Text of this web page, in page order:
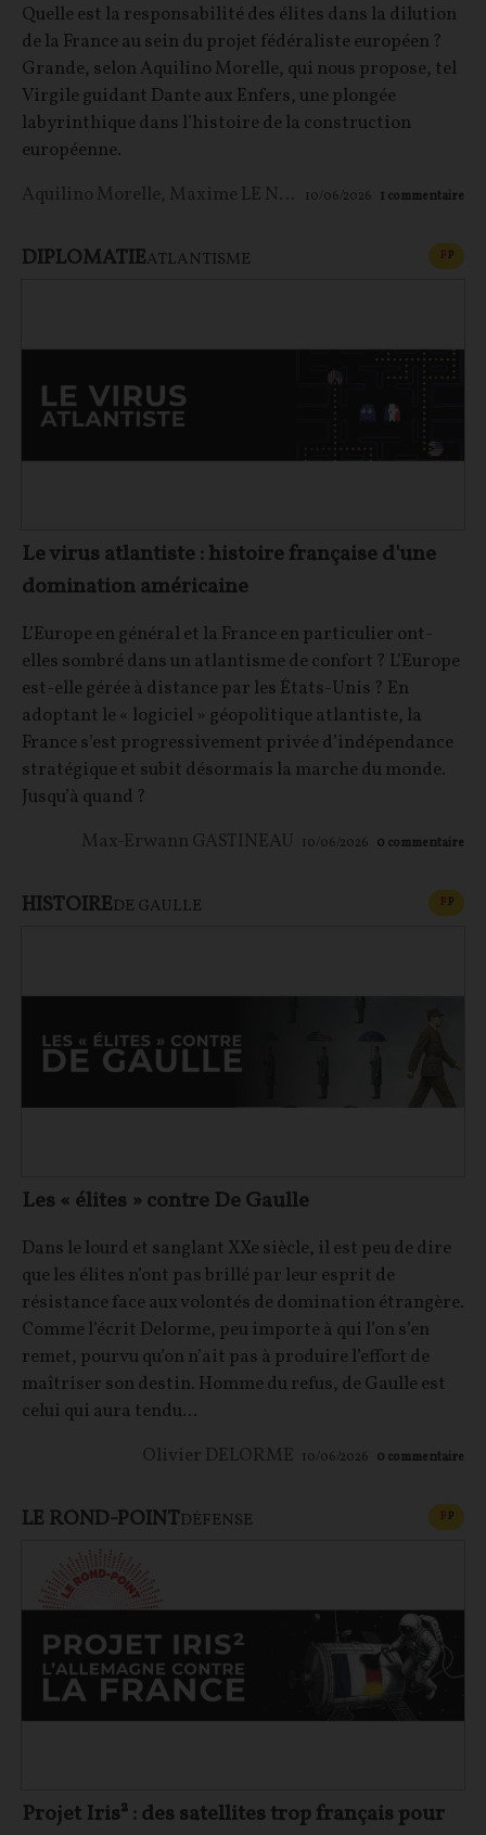
Quelle est la responsabilité des élites dans la dilution
de la France au sein du projet fédéraliste européen ?
Grande, selon Aquilino Morelle, qui nous propose, tel
Virgile guidant Dante aux Enfers, une plongée
labyrinthique dans l’histoire de la construction
européenne.
Aquilino Morelle, Maxime LE NAGARD 10/06/2026 1 commentaire
DIPLOMATIEATLANTISME FP
Le virus atlantiste : histoire française d'une
domination américaine
L’Europe en général et la France en particulier ont-
elles sombré dans un atlantisme de confort ? L’Europe
est-elle gérée à distance par les États-Unis ? En
adoptant le « logiciel » géopolitique atlantiste, la
France s’est progressivement privée d’indépendance
stratégique et subit désormais la marche du monde.
Jusqu’à quand ?
Max-Erwann GASTINEAU
10/06/2026 0 commentaire
HISTOIREDE GAULLE FP
Les « élites » contre De Gaulle
Dans le lourd et sanglant XXe siècle, il est peu de dire
que les élites n’ont pas brillé par leur esprit de
résistance face aux volontés de domination étrangère.
Comme l’écrit Delorme, peu importe à qui l’on s’en
remet, pourvu qu’on n’ait pas à produire l’effort de
maîtriser son destin. Homme du refus, de Gaulle est
celui qui aura tendu...
Olivier DELORME 10/06/2026 0 commentaire
LE ROND-POINTDÉFENSE FP
Projet Iris² : des satellites trop français pour